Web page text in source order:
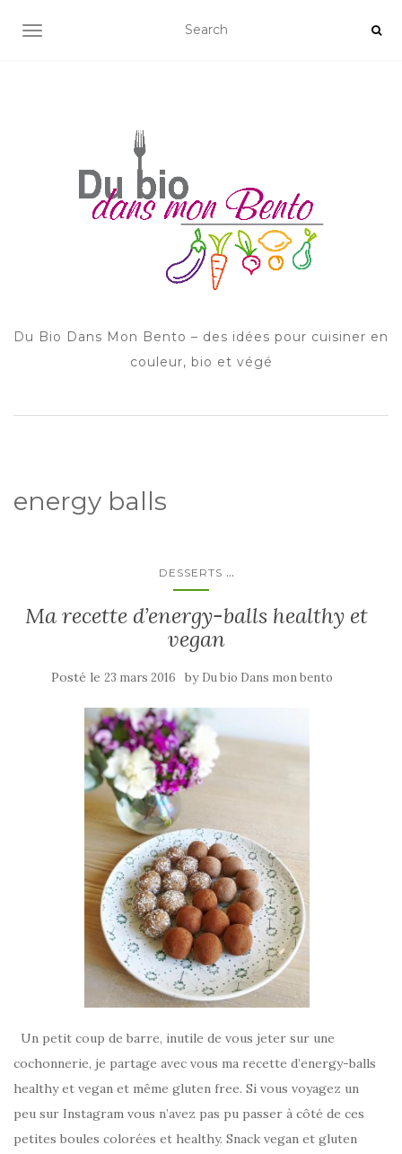
AFFICHER/MASQUER LA NAVIGATION
Du Bio Dans Mon Bento – des idées pour cuisiner en
couleur, bio et végé
energy balls
DESSERTS ...
Ma recette d’energy-balls healthy et
vegan
Posté le 23 mars 2016 by Du bio Dans mon bento
Un petit coup de barre, inutile de vous jeter sur une
cochonnerie, je partage avec vous ma recette d’energy-balls
healthy et vegan et même gluten free. Si vous voyagez un
peu sur Instagram vous n’avez pas pu passer à côté de ces
petites boules colorées et healthy. Snack vegan et gluten